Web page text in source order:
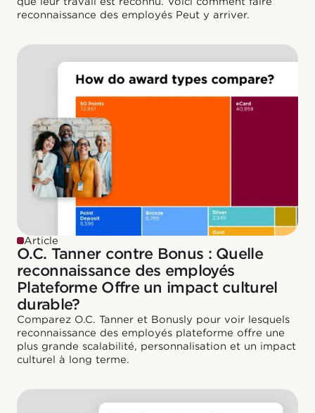
reconnaissance des employés Peut y arriver.
Article
O.C. Tanner contre Bonus : Quelle
reconnaissance des employés
Plateforme Offre un impact culturel
durable?
Comparez O.C. Tanner et Bonusly pour voir lesquels
reconnaissance des employés plateforme offre une
plus grande scalabilité, personnalisation et un impact
culturel à long terme.